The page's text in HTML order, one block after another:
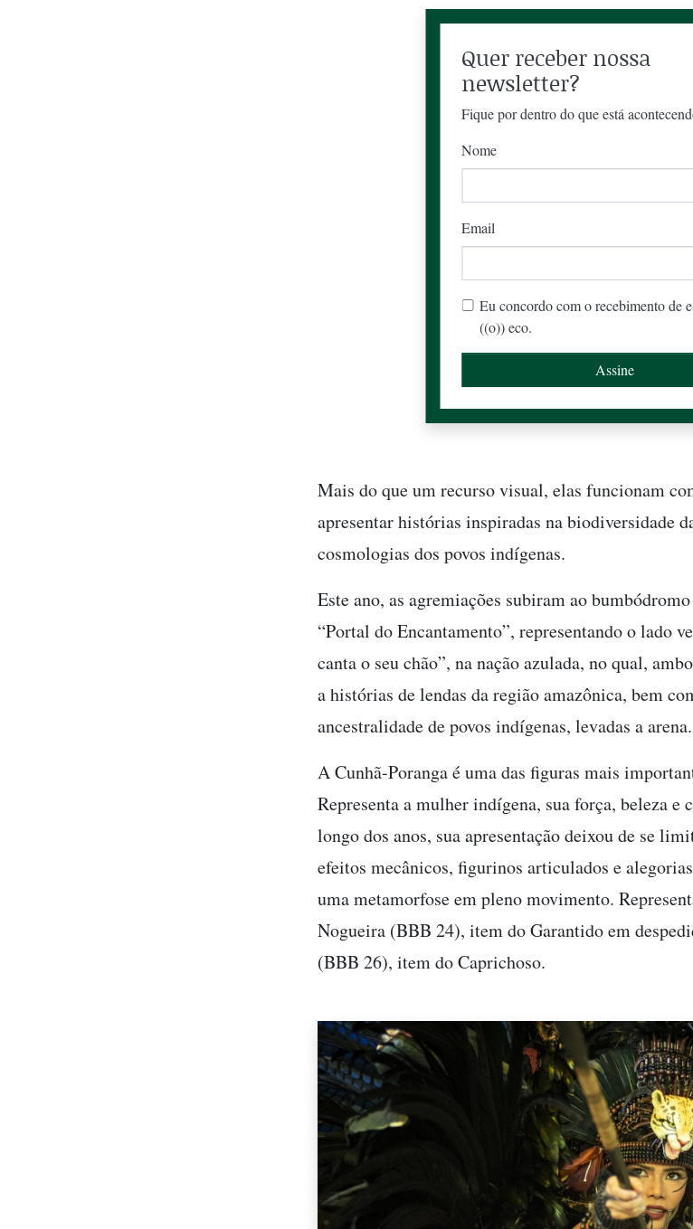
Quer receber nossa
newsletter?
Fique por dentro do que está
Nome
Email
Eu concordo com o recebimento de
((o)) eco.
Mais do que um recurso visual, elas funcionam
apresentar histórias inspiradas na biodiversidade
cosmologias dos povos indígenas.
Este ano, as agremiações subiram ao
“Portal do Encantamento”, representando o lado
canta o seu chão”, na nação azulada, no qual,
a histórias de lendas da região amazônica, bem
ancestralidade de povos indígenas, levadas a arena.
A Cunhã-Poranga é uma das figuras mais
Representa a mulher indígena, sua força, beleza
longo dos anos, sua apresentação deixou de se
efeitos mecânicos, figurinos articulados e
uma metamorfose em pleno movimento.
Nogueira (BBB 24), item do Garantido em
(BBB 26), item do Caprichoso.